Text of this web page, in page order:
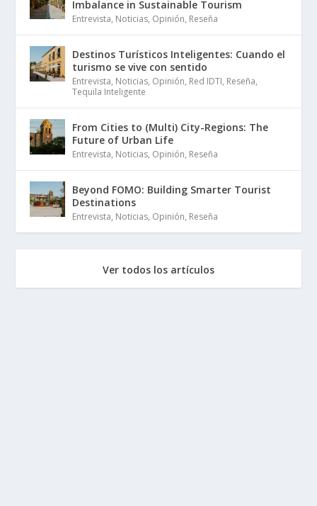
Imbalance in Sustainable Tourism
Entrevista, Noticias, Opinión, Reseña
Destinos Turísticos Inteligentes: Cuando el
turismo se vive con sentido
Entrevista, Noticias, Opinión, Red IDTI, Reseña,
Tequila Inteligente
From Cities to (Multi) City-Regions: The
Future of Urban Life
Entrevista, Noticias, Opinión, Reseña
Beyond FOMO: Building Smarter Tourist
Destinations
Entrevista, Noticias, Opinión, Reseña
Ver todos los artículos